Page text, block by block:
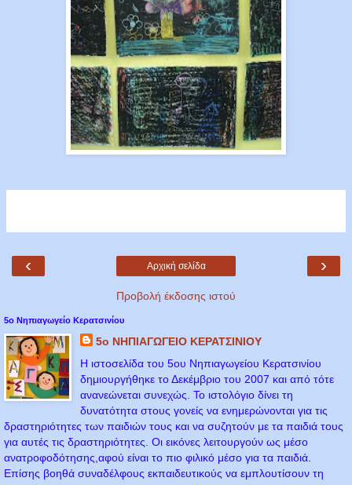
‹ ›
Αρχική σελίδα
Προβολή έκδοσης ιστού
5ο Νηπιαγωγείο Κερατσινίου
5ο ΝΗΠΙΑΓΩΓΕΙΟ ΚΕΡΑΤΣΙΝΙΟΥ
Η ιστοσελίδα του 5ου Νηπιαγωγείου Κερατσινίου
δημιουργήθηκε το Δεκέμβριο του 2007 και από τότε
ανανεώνεται συνεχώς. Το ιστολόγιο δίνει τη
δυνατότητα στους γονείς να ενημερώνονται για τις
δραστηριότητες των παιδιών τους και να συζητούν με τα παιδιά τους
για αυτές τις δραστηριότητες. Οι εικόνες λειτουργούν ως μέσο
ανατροφοδότησης,αφού είναι το πιο φιλικό μέσο για τα παιδιά.
Επίσης βοηθά συναδέλφους εκπαιδευτικούς να εμπλουτίσουν τη